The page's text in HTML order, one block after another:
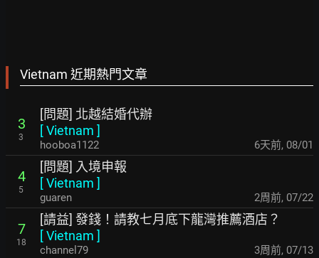
Vietnam 近期熱門文章
3
3
[問題] 北越結婚代辦
[Vietnam ]
hooboa1122 6天前, 08/01
4
5
[問題] 入境申報
[Vietnam ]
guaren 2周前, 07/22
7
18
[請益] 發錢！請教七月底下龍灣推薦酒店？
[Vietnam ]
channel79 3周前, 07/13